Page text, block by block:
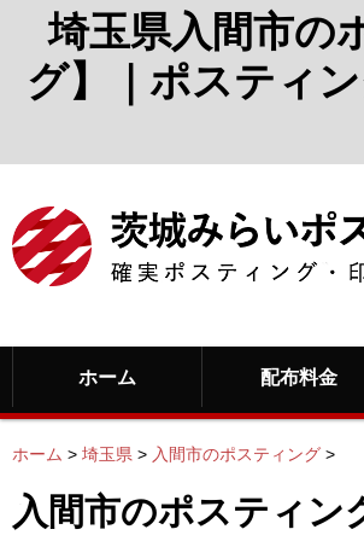
埼玉県入間市の
グ】｜ポスティ
ホーム 配布料金
ホーム > 埼玉県 > 入間市のポスティング >
入間市のポスティン